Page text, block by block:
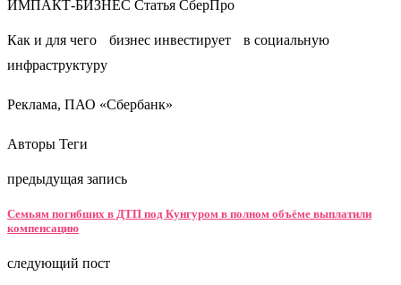
ИМПАКТ-БИЗНЕС Статья СберПро
Как и для чего бизнес инвестирует в социальную
инфраструктуру
Реклама, ПАО «Сбербанк»
Авторы Теги
предыдущая запись
Семьям погибших в ДТП под Кунгуром в полном объёме выплатили
компенсацию
следующий пост